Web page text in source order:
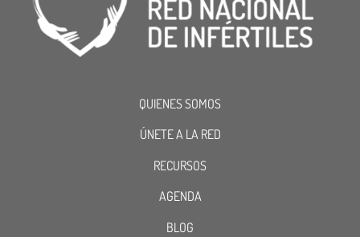
QUIENES SOMOS
ÚNETE A LA RED
RECURSOS
AGENDA
BLOG